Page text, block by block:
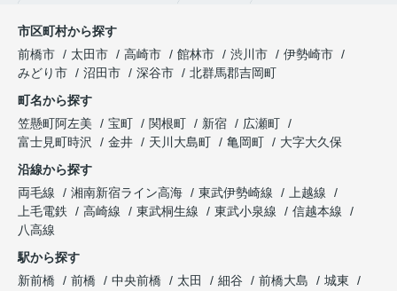
市区町村から探す
前橋市
太田市 高崎市 館林市 渋川市
伊勢崎市
みどり市
沼田市 深谷市
北群馬郡吉岡町
町名から探す
笠懸町阿左美
宝町 関根町 新宿
広瀬町
富士見町時沢
金井 天川大島町 亀岡町
大字大久保
沿線から探す
両毛線
湘南新宿ライン高海 東武伊勢崎線
上越線
上毛電鉄
高崎線 東武桐生線 東武小泉線
信越本線
八高線
駅から探す
新前橋
前橋 中央前橋 太田 細谷 前橋大島
城東